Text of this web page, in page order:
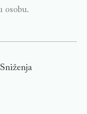
osobu.
Sniženja